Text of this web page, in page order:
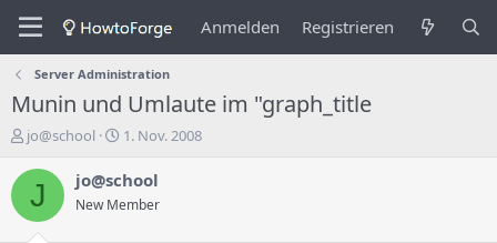
Anmelden Registrieren
Server Administration
Munin und Umlaute im "graph_title
E
s
e
jo@school
E
s
e
1. Nov. 2008
J jo@school
New Member